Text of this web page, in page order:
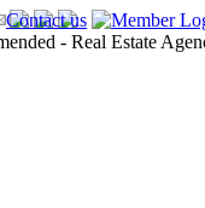
Contact us